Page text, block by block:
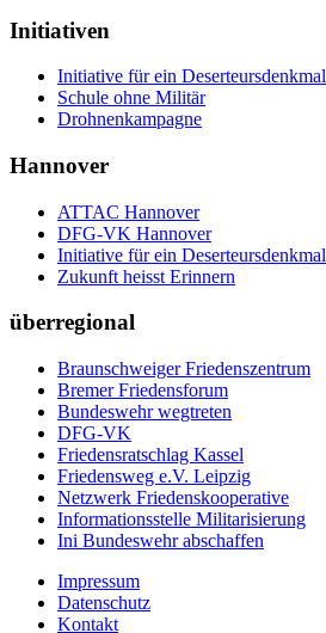
Initiativen
Initiative für ein Deserteursdenkmal
Schule ohne Militär
Drohnenkampagne
Hannover
ATTAC Hannover
DFG-VK Hannover
Initiative für ein Deserteursdenkmal
Zukunft heisst Erinnern
überregional
Braunschweiger Friedenszentrum
Bremer Friedensforum
Bundeswehr wegtreten
DFG-VK
Friedensratschlag Kassel
Friedensweg e.V. Leipzig
Netzwerk Friedenskooperative
Informationsstelle Militarisierung
Ini Bundeswehr abschaffen
Impressum
Datenschutz
Kontakt